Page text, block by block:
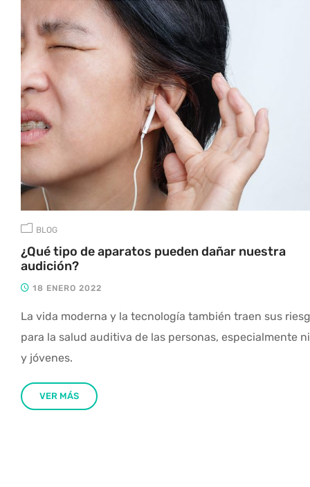
BLOG
¿Qué tipo de aparatos pueden dañar nuestra
audición?
18 ENERO 2022
La vida moderna y la tecnología también traen sus
para la salud auditiva de las personas, especialmente
y jóvenes.
VER MÁS